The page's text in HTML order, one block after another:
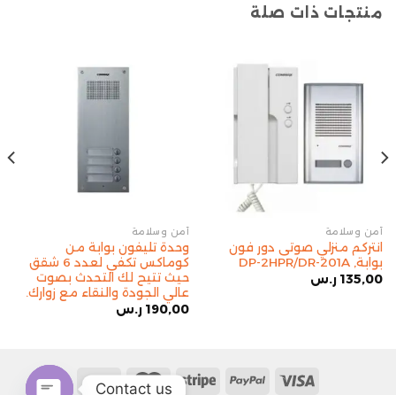
منتجات ذات صلة
أمن وسلامة
انتركم منزلي صوتى دور فون
بوابة, DP-2HPR/DR-201A
135,00 ر.س
أمن وسلامة
وحدة تليفون بوابة من
كوماكس تكفي لعدد 6 شقق
حيث تتيح لك التحدث بصوت
عالي الجودة والنقاء مع زوارك.
190,00 ر.س
Contact us